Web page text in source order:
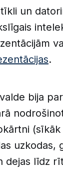
un
.
bija
uzkodas,
dejas līdz